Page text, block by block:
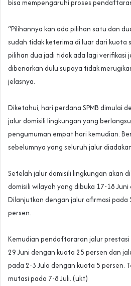
bisa mempengaruhi proses
‎“Pilihannya kan ada pilihan satu dan
sudah tidak keterima di luar dari kuota
pilihan dua jadi tidak ada lagi verifikasi
dibenarkan dulu supaya tidak
jelasnya.
‎Diketahui, hari perdana SPMB dimulai
jalur domisili lingkungan yang
pengumuman empat hari kemudian.
sebelumnya yang seluruh jalur
‎Setelah jalur domisili lingkungan akan
domisili wilayah yang dibuka 17-18
Dilanjutkan dengan jalur afirmasi pada
persen.
‎Kemudian pendaftararan jalur prestasi
29 Juni dengan kuota 25 persen dan
pada 2-3 Julo dengan kuota 5 persen.
mutasi pada 7-8 Juli. (ukt)